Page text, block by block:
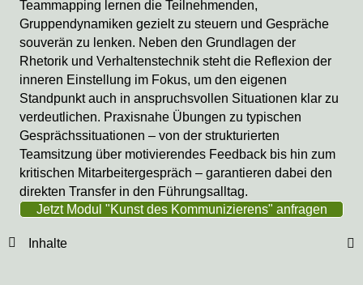
Teammapping lernen die Teilnehmenden,
Gruppendynamiken gezielt zu steuern und Gespräche
souverän zu lenken. Neben den Grundlagen der
Rhetorik und Verhaltenstechnik steht die Reflexion der
inneren Einstellung im Fokus, um den eigenen
Standpunkt auch in anspruchsvollen Situationen klar zu
verdeutlichen. Praxisnahe Übungen zu typischen
Gesprächssituationen – von der strukturierten
Teamsitzung über motivierendes Feedback bis hin zum
kritischen Mitarbeitergespräch – garantieren dabei den
direkten Transfer in den Führungsalltag.
Jetzt Modul "Kunst des Kommunizierens" anfragen
Inhalte